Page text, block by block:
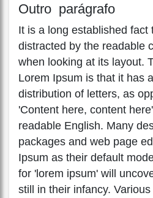
Outro parágrafo
It is a long established fact
distracted by the readable
when looking at its layout.
Lorem Ipsum is that it has
distribution of letters, as
'Content here, content
readable English. Many
packages and web page
Ipsum as their default
for 'lorem ipsum' will
still in their infancy.